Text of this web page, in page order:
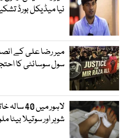
نیا میڈیکل بورڈ
میر رضا علی کے
سول سوسائٹی کا
لاہور
شوہر اور سوتیلا